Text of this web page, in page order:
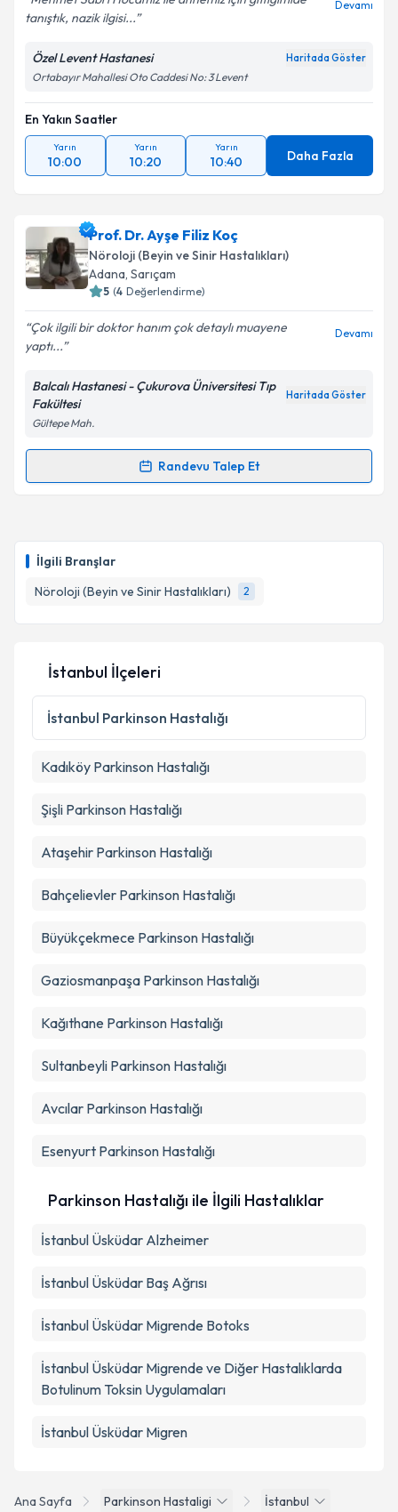
İlgili Branşlar
Nöroloji (Beyin ve Sinir Hastalıkları)
2
tanıştık, nazik ilgisi...
Devamı
Özel Levent Hastanesi Haritada Göster
Ortabayır Mahallesi Oto Caddesi No: 3 Levent
En Yakın Saatler
Yarın
10:00
Yarın
10:20
Yarın
10:40 Daha Fazla
Prof. Dr. Ayşe Filiz Koç
Nöroloji (Beyin ve Sinir Hastalıkları)
Adana, Sarıçam
5 (4 Değerlendirme)
Çok ilgili bir doktor hanım çok detaylı muayene
yaptı...
Devamı
Balcalı Hastanesi - Çukurova Üniversitesi Tıp
Fakültesi
Haritada Göster
Gültepe Mah.
Randevu Talep Et
Randevu Takvimi Talebi
takvim hazırlandığında e-posta ile bilgilendireceğiz.
Kişisel verilerimin işlenmesine ilişkinAydınlatma
Metni
'ni okudum ve kişisel verilerimin belirtilen
kapsamda işlenmesini kabul ediyorum.
Ana Sayfa Parkinson Hastaligi
İstanbul
İstanbul İlçeleri
İstanbul Parkinson Hastalığı
Kadıköy Parkinson Hastalığı
Şişli Parkinson Hastalığı
Ataşehir Parkinson Hastalığı
Bahçelievler Parkinson Hastalığı
Büyükçekmece Parkinson Hastalığı
Gaziosmanpaşa Parkinson Hastalığı
Kağıthane Parkinson Hastalığı
Sultanbeyli Parkinson Hastalığı
Avcılar Parkinson Hastalığı
Esenyurt Parkinson Hastalığı
Parkinson Hastalığı ile İlgili Hastalıklar
İstanbul Üsküdar Alzheimer
İstanbul Üsküdar Baş Ağrısı
İstanbul Üsküdar Migrende Botoks
İstanbul Üsküdar Migrende ve Diğer Hastalıklarda
Botulinum Toksin Uygulamaları
İstanbul Üsküdar Migren